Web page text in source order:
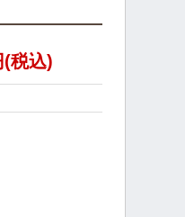
(税込)